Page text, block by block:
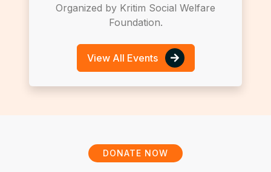
Organized by Kritim Social Welfare
Foundation.
View All Events
DONATE NOW